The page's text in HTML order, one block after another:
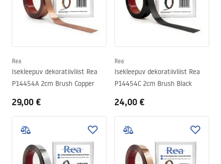
Rea
Isekleepuv dekoratiivliist Rea
P14454A 2cm Brush Copper
29,00 €
Rea
Isekleepuv dekoratiivliist Rea
P14454C 2cm Brush Black
24,00 €